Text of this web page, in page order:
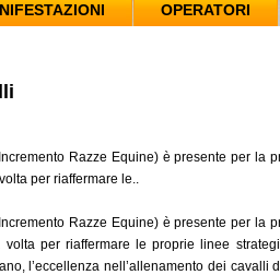
OPERATORI
Razze Equine) è presente per la
per riaffermare le..
Razze Equine) è presente per la
volta per riaffermare le proprie linee
l’eccellenza nell’allenamento dei cavalli